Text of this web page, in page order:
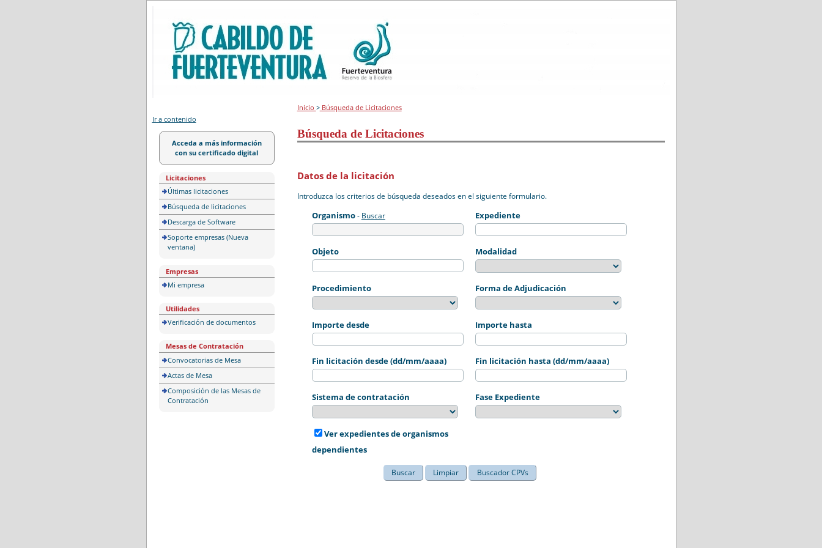
Ir a contenido
Acceda a más información
con su certificado digital
Licitaciones
Últimas licitaciones
Búsqueda de licitaciones
Descarga de Software
Soporte empresas (Nueva
ventana)
Empresas
Mi empresa
Utilidades
Verificación de documentos
Mesas de Contratación
Convocatorias de Mesa
Actas de Mesa
Composición de las Mesas de
Contratación
Inicio >Búsqueda de Licitaciones
Búsqueda de Licitaciones
Introduzca los criterios de búsqueda deseados en el siguiente formulario.
Datos de la licitación
Organismo- Buscar Expediente
Objeto Modalidad
Procedimiento Forma de Adjudicación
Importe desde Importe hasta
Fin licitación desde (dd/mm/aaaa) Fin licitación hasta (dd/mm/aaaa)
Sistema de contratación Fase Expediente
Ver expedientes de organismos
dependientes